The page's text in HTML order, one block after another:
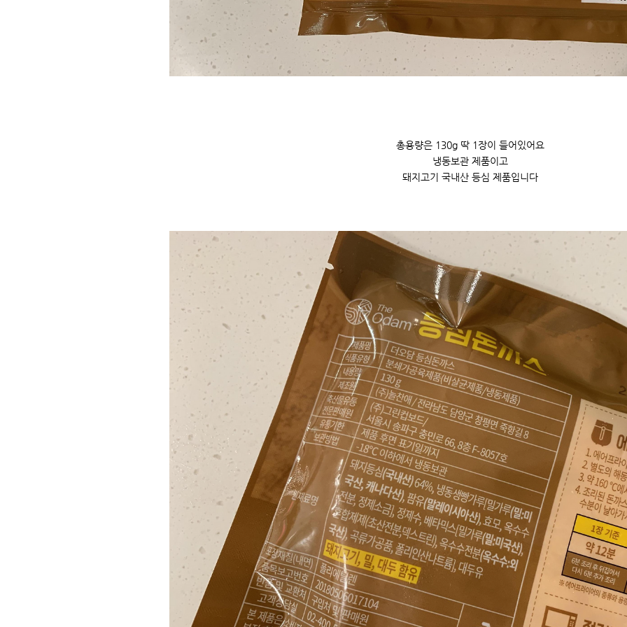
총용량은 130g 딱 1장이 들어있어요
냉동보관 제품이고
돼지고기 국내산 등심 제품입니다